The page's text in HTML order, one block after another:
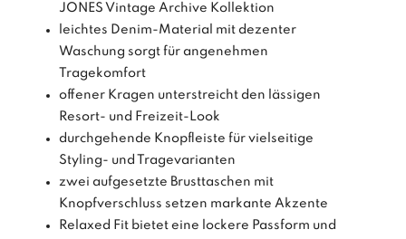
JONES Vintage Archive Kollektion
leichtes Denim-Material mit dezenter
Waschung sorgt für angenehmen
Tragekomfort
offener Kragen unterstreicht den lässigen
Resort- und Freizeit-Look
durchgehende Knopfleiste für vielseitige
Styling- und Tragevarianten
zwei aufgesetzte Brusttaschen mit
Knopfverschluss setzen markante Akzente
Relaxed Fit bietet eine lockere Passform und